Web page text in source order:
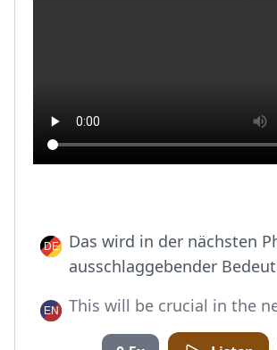
Das wird in der nächsten
ausschlaggebender
This will be crucial in the